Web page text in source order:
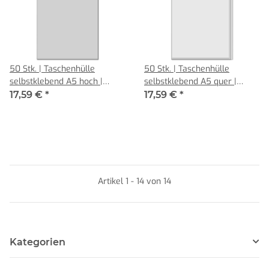
50 Stk. | Taschenhülle
selbstklebend A5 hoch |
farblos | VINYL-WF - glasklar
17,59 € *
50 Stk. | Taschenhülle
selbstklebend A5 quer |
farblos | VINYL-WF glasklar
17,59 € *
Artikel 1 - 14 von 14
Kategorien